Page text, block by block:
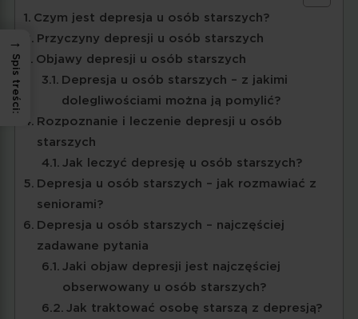
Czym jest depresja u osób starszych?
Przyczyny depresji u osób starszych
Objawy depresji u osób starszych
Depresja u osób starszych – z jakimi
dolegliwościami można ją pomylić?
Rozpoznanie i leczenie depresji u osób
starszych
Jak leczyć depresję u osób starszych?
Depresja u osób starszych – jak rozmawiać z
seniorami?
Depresja u osób starszych – najczęściej
zadawane pytania
Jaki objaw depresji jest najczęściej
obserwowany u osób starszych?
Jak traktować osobę starszą z depresją?
→
Spis treści: